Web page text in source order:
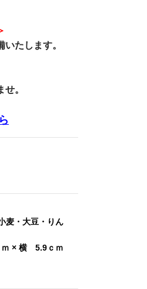
いたします。
。
麦・大豆・りん
× 横 5.9ｃｍ